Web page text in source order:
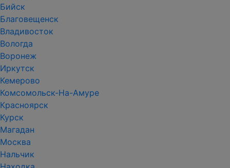
Бийск
Благовещенск
Владивосток
Вологда
Воронеж
Иркутск
Кемерово
Комсомольск-На-Амуре
Красноярск
Курск
Магадан
Москва
Нальчик